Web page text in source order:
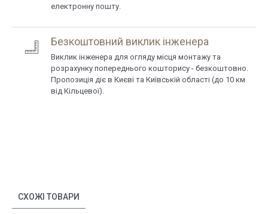
електронну пошту.
Безкоштовний виклик інженера
Виклик інженера для огляду місця монтажу та
розрахунку попереднього кошторису - безкоштовно.
Пропозиція діє в Києві та Київській області (до 10 км
від Кільцевої).
СХОЖІ ТОВАРИ